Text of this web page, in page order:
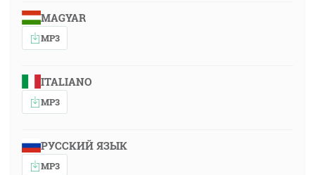
MAGYAR
MP3
ITALIANO
MP3
РУССКИЙ ЯЗЫК
MP3